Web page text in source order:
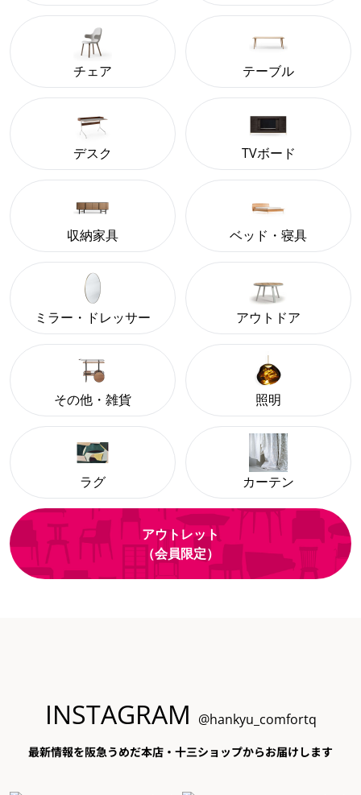
チェア テーブル
デスク TVボード
収納家具 ベッド・寝具
ミラー・ドレッサー アウトドア
その他・雑貨 照明
ラグ カーテン
アウトレット
（会員限定）
INSTAGRAM @hankyu_comfortq
最新情報を阪急うめだ本店・十三ショップからお届けします